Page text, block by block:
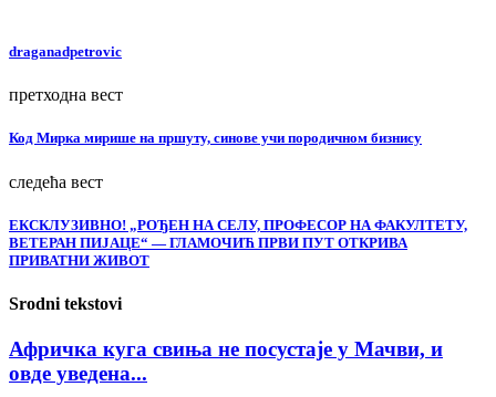
draganadpetrovic
претходна вест
Код Мирка мирише на пршуту, синове учи породичном бизнису
следећа вест
ЕКСКЛУЗИВНО! „РОЂЕН НА СЕЛУ, ПРОФЕСОР НА ФАКУЛТЕТУ,
ВЕТЕРАН ПИЈАЦЕ“ — ГЛАМОЧИЋ ПРВИ ПУТ ОТКРИВА
ПРИВАТНИ ЖИВОТ
Srodni tekstovi
Афричка куга свиња не посустаје у Мачви, и
овде уведена...